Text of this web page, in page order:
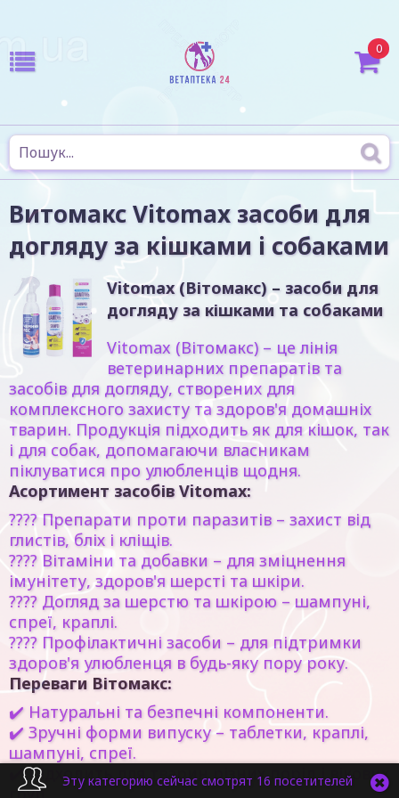
0
Витомакс Vitomax засоби для
догляду за кішками і собаками
Vitomax (Вітомакс) – засоби для
догляду за кішками та собаками
Vitomax (Вітомакс)– це лінія
ветеринарних препаратів та
засобів для догляду, створених для
комплексного захисту та здоров'я домашніх
тварин. Продукція підходить як для кішок, так
і для собак, допомагаючи власникам
піклуватися про улюбленців щодня.
Асортимент засобів Vitomax:
???? Препарати проти паразитів– захист від
глистів, бліх і кліщів.
???? Вітаміни та добавки – для зміцнення
імунітету, здоров'я шерсті та шкіри.
???? Догляд за шерстю та шкірою – шампуні,
спреї, краплі.
???? Профілактичні засоби – для підтримки
здоров'я улюбленця в будь-яку пору року.
Переваги Вітомакс:
✔️ Натуральні та безпечні компоненти.
✔️ Зручні форми випуску – таблетки, краплі,
шампуні, спреї.
✔️ Підходить для тварин різних порід і вікових
груп.
Эту категорию сейчас смотрят 16 посетителей